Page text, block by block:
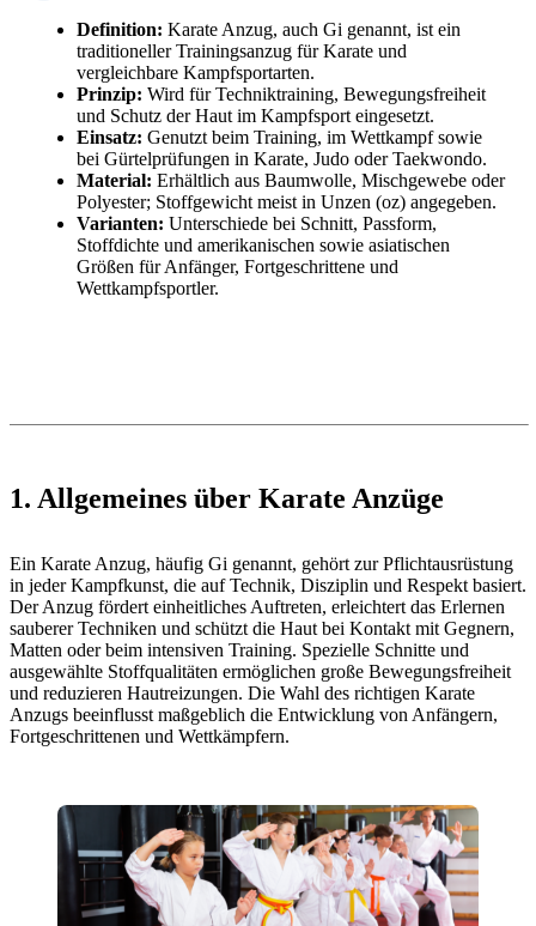
Definition: Karate Anzug, auch Gi genannt, ist ein
traditioneller Trainingsanzug für Karate und
vergleichbare Kampfsportarten.
Prinzip: Wird für Techniktraining, Bewegungsfreiheit
und Schutz der Haut im Kampfsport eingesetzt.
Einsatz: Genutzt beim Training, im Wettkampf sowie
bei Gürtelprüfungen in Karate, Judo oder Taekwondo.
Material: Erhältlich aus Baumwolle, Mischgewebe oder
Polyester; Stoffgewicht meist in Unzen (oz) angegeben.
Varianten: Unterschiede bei Schnitt, Passform,
Stoffdichte und amerikanischen sowie asiatischen
Größen für Anfänger, Fortgeschrittene und
Wettkampfsportler.
1. Allgemeines über Karate Anzüge
Ein Karate Anzug, häufig Gi genannt, gehört zur Pflichtausrüstung
in jeder Kampfkunst, die auf Technik, Disziplin und Respekt basiert.
Der Anzug fördert einheitliches Auftreten, erleichtert das Erlernen
sauberer Techniken und schützt die Haut bei Kontakt mit Gegnern,
Matten oder beim intensiven Training. Spezielle Schnitte und
ausgewählte Stoffqualitäten ermöglichen große Bewegungsfreiheit
und reduzieren Hautreizungen. Die Wahl des richtigen Karate
Anzugs beeinflusst maßgeblich die Entwicklung von Anfängern,
Fortgeschrittenen und Wettkämpfern.